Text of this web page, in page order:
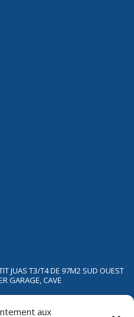
aux
JUAS T3/T4 DE 97M2 SUD OUEST
GARAGE, CAVE